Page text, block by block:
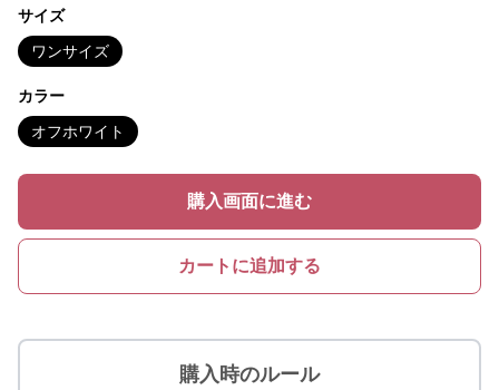
サイズ
ワンサイズ
カラー
オフホワイト
購入画面に進む
カートに追加する
購入時のルール